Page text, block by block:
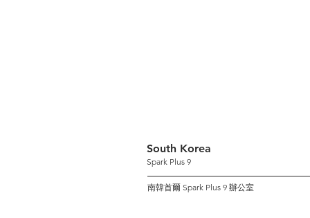
South Korea
Spark Plus 9
南韓首爾 Spark Plus 9 辦公室